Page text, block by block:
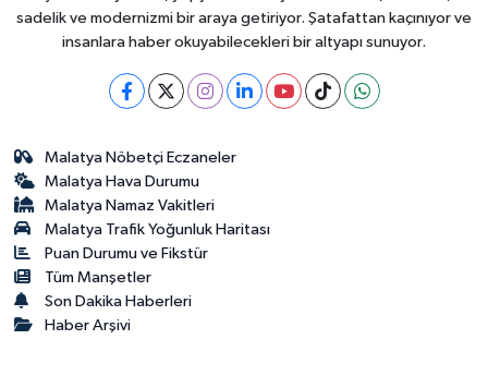
sadelik ve modernizmi bir araya getiriyor. Şatafattan kaçınıyor ve
insanlara haber okuyabilecekleri bir altyapı sunuyor.
Malatya Nöbetçi Eczaneler
Malatya Hava Durumu
Malatya Namaz Vakitleri
Malatya Trafik Yoğunluk Haritası
Puan Durumu ve Fikstür
Tüm Manşetler
Son Dakika Haberleri
Haber Arşivi